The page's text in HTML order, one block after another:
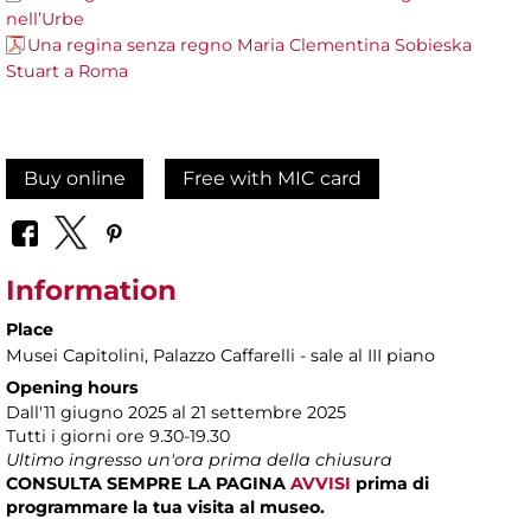
nell’Urbe
Una regina senza regno Maria Clementina Sobieska
Stuart a Roma
Buy online Free with MIC card
Information
Place
Musei Capitolini, Palazzo Caffarelli - sale al III piano
Opening hours
Dall'11 giugno 2025 al 21 settembre 2025
Tutti i giorni ore 9.30-19.30
Ultimo ingresso un'ora prima della chiusura
CONSULTA SEMPRE LA PAGINA AVVISI prima di
programmare la tua visita al museo.